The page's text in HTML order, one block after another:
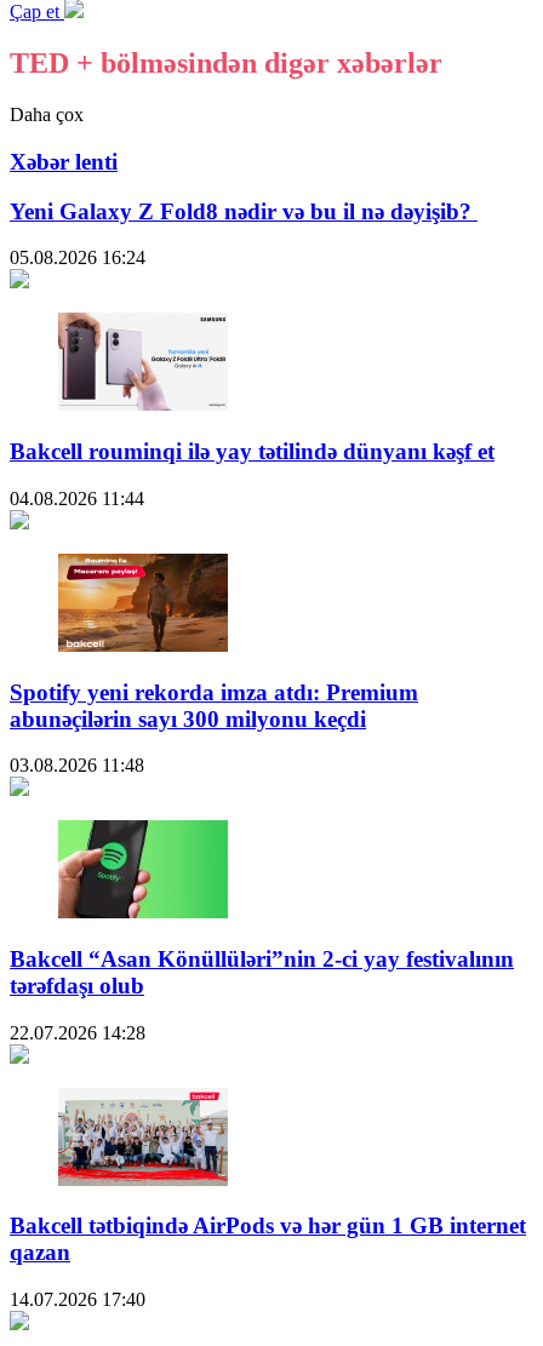
Çap et
TED + bölməsindən digər xəbərlər
Daha çox
Xəbər lenti
Yeni Galaxy Z Fold8 nədir və bu il nə dəyişib?
05.08.2026 16:24
Bakcell rouminqi ilə yay tətilində dünyanı kəşf et
04.08.2026 11:44
Spotify yeni rekorda imza atdı: Premium
abunəçilərin sayı 300 milyonu keçdi
03.08.2026 11:48
Bakcell “Asan Könüllüləri”nin 2-ci yay festivalının
tərəfdaşı olub
22.07.2026 14:28
Bakcell tətbiqində AirPods və hər gün 1 GB internet
qazan
14.07.2026 17:40